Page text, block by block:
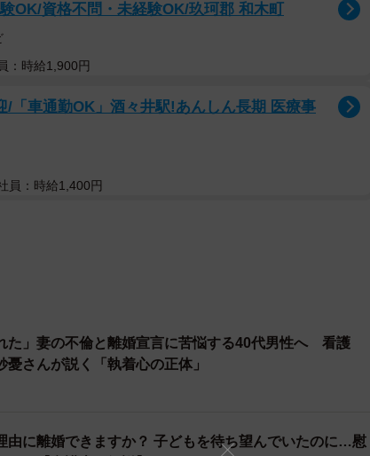
パートナーや専門家とも対話を重ねながら最良の道を模索
を有利に進めるには、不倫の証拠が必須となります。メー
などの物的証拠を確保しておくことで、後にトラブルが起
ょう。探偵事務所など専門家の協力も検討し、客観的・確
る形で責任を追及するためには、法的根拠や手続きにつ
任を問う
合、慰謝料を請求することが法律上可能とされていま
OK/資格不問・未経験OK/玖珂郡 和木町
：時給1,900円
/「車通勤OK」酒々井駅!あんしん長期 医療事
員：時給1,400円
た」妻の不倫と離婚宣言に苦悩する40代男性へ 看護
憂さんが説く「執着心の正体」
由に離婚できますか？ 子どもを待ち望んでいたのに…慰